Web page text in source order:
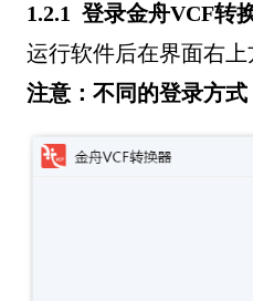
1.2.1 登录金舟VCF转
运行软件后在界面右
注意：不同的登录方式